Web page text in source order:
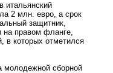
итальянский
2 млн. евро, а срок
защитник,
на правом фланге,
в которых отметился
молодежной сборной